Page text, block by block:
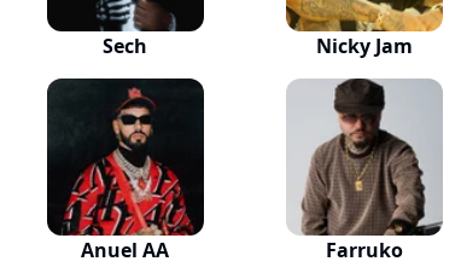
Sech Nicky Jam
Anuel AA Farruko